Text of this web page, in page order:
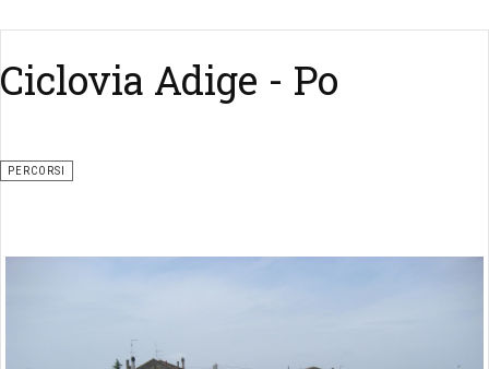
Ciclovia Adige - Po
PERCORSI